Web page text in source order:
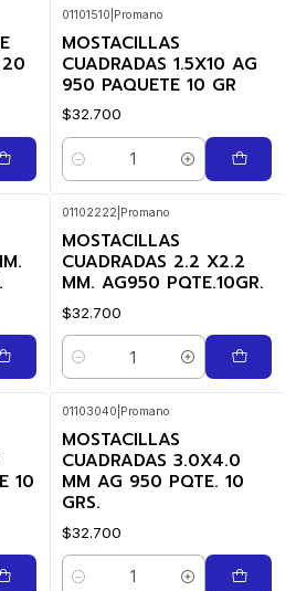
01101510 Promano
MOSTACILLAS
CUADRADAS 1.5X10 AG
950 PAQUETE 10 GR
$32.700
Cantidad
01102222 Promano
MOSTACILLAS
CUADRADAS 2.2 X2.2
MM. AG950 PQTE.10GR.
$32.700
Cantidad
10
01103040 Promano
MOSTACILLAS
CUADRADAS 3.0X4.0
MM AG 950 PQTE. 10
GRS.
$32.700
Cantidad